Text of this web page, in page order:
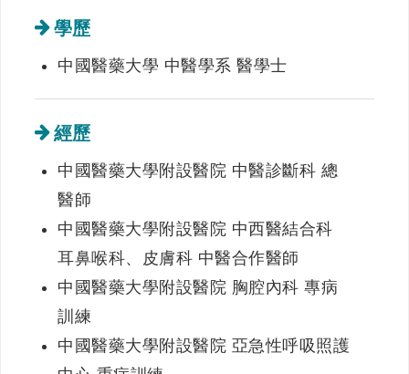
學歷
中國醫藥大學 中醫學系 醫學士
經歷
中國醫藥大學附設醫院 中醫診斷科 總
醫師
中國醫藥大學附設醫院 中西醫結合科
耳鼻喉科、皮膚科 中醫合作醫師
中國醫藥大學附設醫院 胸腔內科 專病
訓練
中國醫藥大學附設醫院 亞急性呼吸照護